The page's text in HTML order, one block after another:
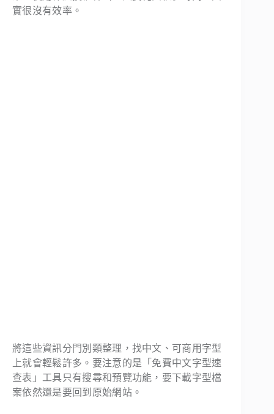
實很沒有效率。
將這些資訊分門別類整理，找中文、可商用字型
上就會輕鬆許多。要注意的是「免費中文字型速
查表」工具只有搜尋和預覽功能，要下載字型檔
案依然還是要回到原始網站。